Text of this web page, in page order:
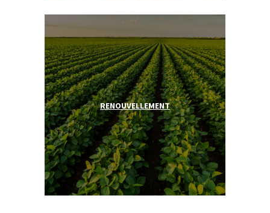
RENOUVELLEMENT